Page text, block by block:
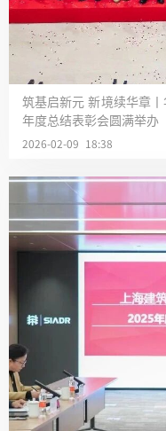
筑基启新元 新境续华章
年度总结表彰会圆满举办
2026-02-09 18:38